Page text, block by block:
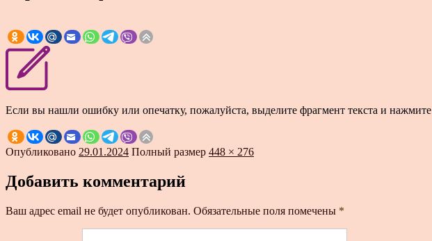
Если вы нашли ошибку или опечатку, пожалуйста, выделите фрагмент текста и нажмите
Опубликовано 29.01.2024 Полный размер 448 × 276
Добавить комментарий
Ваш адрес email не будет опубликован. Обязательные поля помечены *